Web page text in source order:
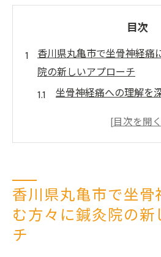
目次
香川県丸亀市で坐骨神経痛
院の新しいアプローチ
坐骨神経痛への理解を
鍼灸治療の基本的なメ
個々の症状に応じたカ
患者の声から見る鍼灸
香川県丸亀市で坐骨
む方々に鍼灸院の新
チ